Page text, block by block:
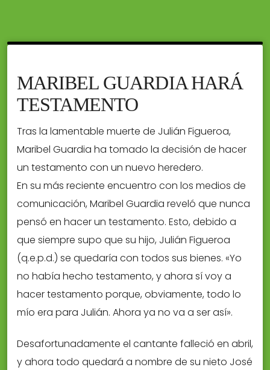
MARIBEL GUARDIA HARÁ
TESTAMENTO
Tras la lamentable muerte de Julián Figueroa,
Maribel Guardia ha tomado la decisión de hacer
un testamento con un nuevo heredero.
En su más reciente encuentro con los medios de
comunicación, Maribel Guardia reveló que nunca
pensó en hacer un testamento. Esto, debido a
que siempre supo que su hijo, Julián Figueroa
(q.e.p.d.) se quedaría con todos sus bienes. «Yo
no había hecho testamento, y ahora sí voy a
hacer testamento porque, obviamente, todo lo
mío era para Julián. Ahora ya no va a ser así».
Desafortunadamente el cantante falleció en abril,
y ahora todo quedará a nombre de su nieto José